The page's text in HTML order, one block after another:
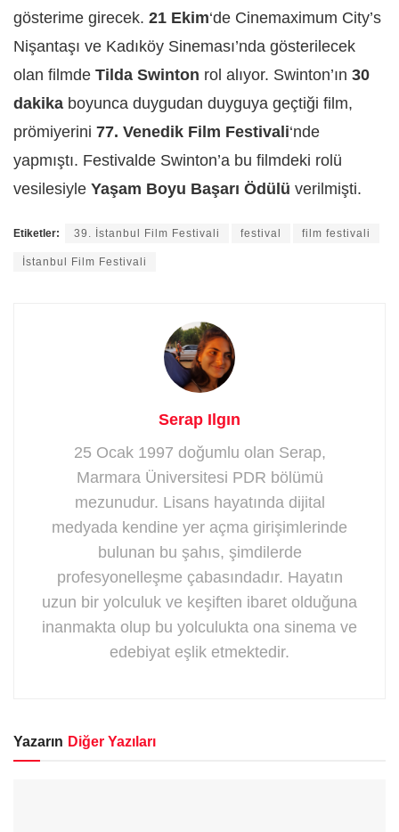
gösterime girecek. 21 Ekim‘de Cinemaximum City’s
Nişantaşı ve Kadıköy Sineması’nda gösterilecek
olan filmde Tilda Swinton rol alıyor. Swinton’ın 30
dakika boyunca duygudan duyguya geçtiği film,
prömiyerini 77. Venedik Film Festivali‘nde
yapmıştı. Festivalde Swinton’a bu filmdeki rolü
vesilesiyle Yaşam Boyu Başarı Ödülü verilmişti.
Etiketler: 39. İstanbul Film Festivali festival film festivali
İstanbul Film Festivali
Serap Ilgın
25 Ocak 1997 doğumlu olan Serap,
Marmara Üniversitesi PDR bölümü
mezunudur. Lisans hayatında dijital
medyada kendine yer açma girişimlerinde
bulunan bu şahıs, şimdilerde
profesyonelleşme çabasındadır. Hayatın
uzun bir yolculuk ve keşiften ibaret olduğuna
inanmakta olup bu yolculukta ona sinema ve
edebiyat eşlik etmektedir.
Yazarın Diğer Yazıları